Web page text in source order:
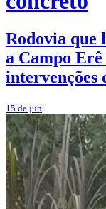
Rodovia que
a Campo Erê
intervenções
15 de jun